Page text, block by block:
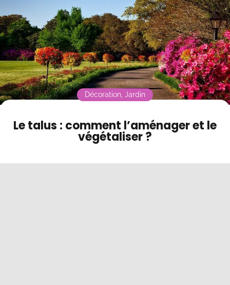
Mode sombre
Le talus : comment l’aménager et le
végétaliser ?
Décoration Jardin